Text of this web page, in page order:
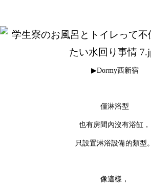
▶Dormy西新宿
僅淋浴型
也有房間內沒有浴缸，
只設置淋浴設備的類型。
像這樣，